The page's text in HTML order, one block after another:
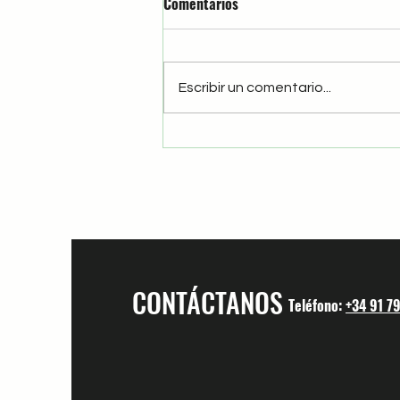
El Chele
Escribir un comentario...
CONTÁCTANOS Teléfono:+34 91